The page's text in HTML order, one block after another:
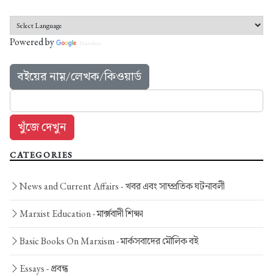
Powered by Translate
বইয়ের নাম়/লেখক/কিওয়ার্ড
CATEGORIES
News and Current Affairs -খবর এবং সাম্প্রতিক ঘটনাবলী
Marxist Education -মার্ক্সবাদী শিক্ষা
Basic Books On Marxism -মার্কসবাদের মৌলিক বই
Essays -প্রবন্ধ